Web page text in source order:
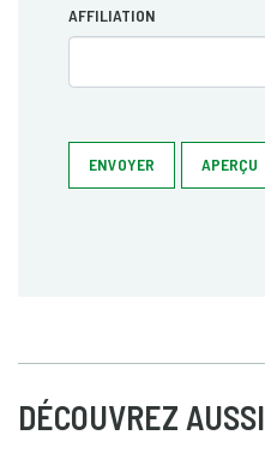
AFFILIATION
ENVOYER APERÇU
DÉCOUVREZ AUSSI